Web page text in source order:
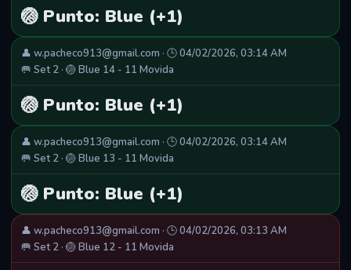
🏐 Punto: Blue (+1)
👤 w.pacheco913@gmail.com · 🕒 04/02/2026, 03:14 AM
🥅 Set 2 · 🏐 Blue 14 - 11 Movida
🏐 Punto: Blue (+1)
👤 w.pacheco913@gmail.com · 🕒 04/02/2026, 03:14 AM
🥅 Set 2 · 🏐 Blue 13 - 11 Movida
🏐 Punto: Blue (+1)
👤 w.pacheco913@gmail.com · 🕒 04/02/2026, 03:13 AM
🥅 Set 2 · 🏐 Blue 12 - 11 Movida